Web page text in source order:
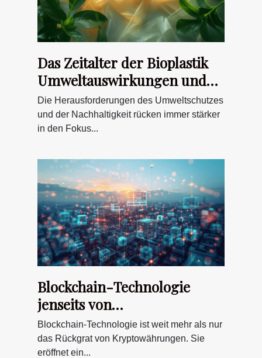
Das Zeitalter der Bioplastik
Umweltauswirkungen und
industrielle Verwendung
Die Herausforderungen des Umweltschutzes
und der Nachhaltigkeit rücken immer stärker
in den Fokus...
Blockchain-Technologie
jenseits von
Kryptowährungen
Anwendungen und Potenzial
Blockchain-Technologie ist weit mehr als nur
das Rückgrat von Kryptowährungen. Sie
eröffnet ein...